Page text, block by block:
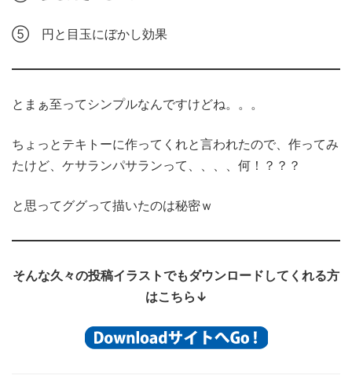
⑤ 円と目玉にぼかし効果
とまぁ至ってシンプルなんですけどね。。。
ちょっとテキトーに作ってくれと言われたので、作ってみ
たけど、ケサランパサランって、、、、何！？？？
と思ってググって描いたのは秘密ｗ
そんな久々の投稿イラストでもダウンロードしてくれる方
はこちら↓